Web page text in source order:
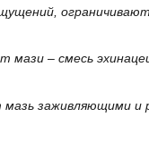
– смесь
заживляющими и